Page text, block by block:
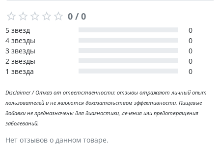
0 / 0
5 звезд
0
4 звезды
0
3 звезды
0
2 звезды
0
1 звезда
0
Disclaimer / Отказ от ответственности: отзывы отражают личный опыт
пользователей и не являются доказательством эффективности. Пищевые
добавки не предназначены для диагностики, лечения или предотвращения
заболеваний.
Нет отзывов о данном товаре.